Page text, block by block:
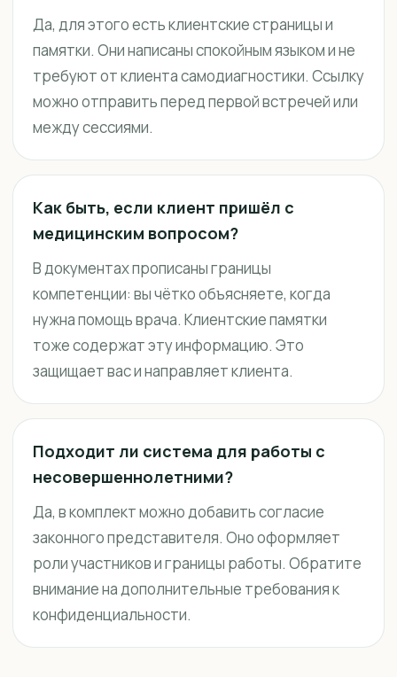
Да, для этого есть клиентские страницы и
памятки. Они написаны спокойным языком и не
требуют от клиента самодиагностики. Ссылку
можно отправить перед первой встречей или
между сессиями.
Как быть, если клиент пришёл с
медицинским вопросом?
В документах прописаны границы
компетенции: вы чётко объясняете, когда
нужна помощь врача. Клиентские памятки
тоже содержат эту информацию. Это
защищает вас и направляет клиента.
Подходит ли система для работы с
несовершеннолетними?
Да, в комплект можно добавить согласие
законного представителя. Оно оформляет
роли участников и границы работы. Обратите
внимание на дополнительные требования к
конфиденциальности.